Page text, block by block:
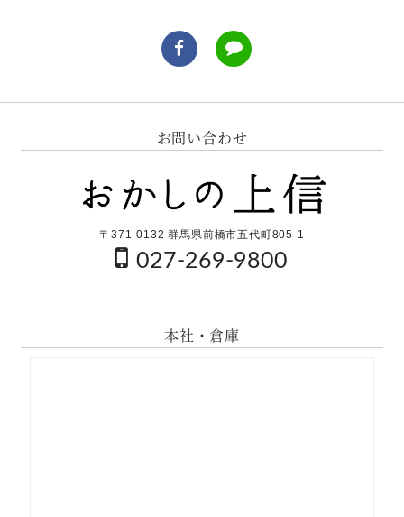
お問い合わせ
〒371-0132 群馬県前橋市五代町805-1
027-269-9800
本社・倉庫